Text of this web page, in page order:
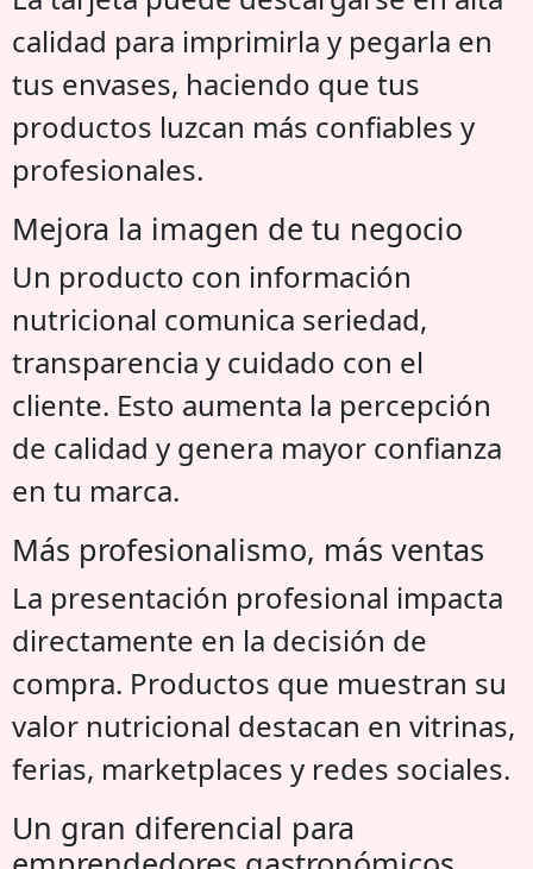
calidad para imprimirla y pegarla en
tus envases, haciendo que tus
productos luzcan más confiables y
profesionales.
Mejora la imagen de tu negocio
Un producto con información
nutricional comunica seriedad,
transparencia y cuidado con el
cliente. Esto aumenta la percepción
de calidad y genera mayor confianza
en tu marca.
Más profesionalismo, más ventas
La presentación profesional impacta
directamente en la decisión de
compra. Productos que muestran su
valor nutricional destacan en vitrinas,
ferias, marketplaces y redes sociales.
Un gran diferencial para